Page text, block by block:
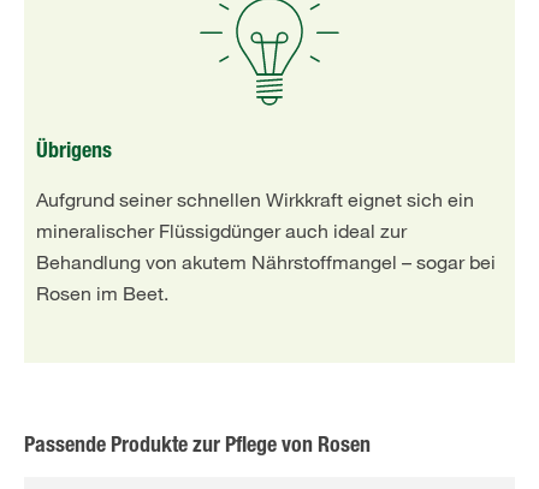
Übrigens
Aufgrund seiner schnellen Wirkkraft eignet sich ein
mineralischer Flüssigdünger auch ideal zur
Behandlung von akutem Nährstoffmangel – sogar bei
Rosen im Beet.
Passende Produkte zur Pflege von Rosen